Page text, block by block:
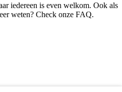
iedereen is even welkom. Ook als
weten? Check onze FAQ.